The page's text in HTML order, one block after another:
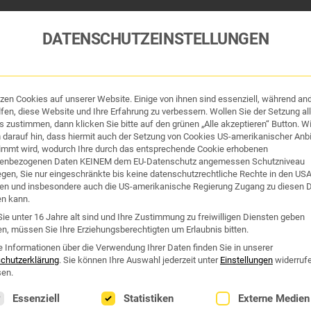
und Hygiene Organe & Organ-Uhr
Westend Online-Shop: Sicher, schnell und 24/7 für Sie da!
Gratisversand ab €50
DATENSCHUTZEINSTELLUNGEN
Cookies auf unserer Website. Einige von ihnen sind essenziell, während
diese Website und Ihre Erfahrung zu verbessern. Wollen Sie der Setzung
zustimmen, dann klicken Sie bitte auf den grünen „Alle akzeptieren“ Button.
hin, dass hiermit auch der Setzung von Cookies US-amerikanischer
wird, wodurch Ihre durch das entsprechende Cookie erhobenen
Daten KEINEM dem EU-Datenschutz angemessen Schutzniveau
Sie nur eingeschränkte bis keine datenschutzrechtliche Rechte in den USA
und insbesondere auch die US-amerikanische Regierung Zugang zu diesen
kann.
unter 16 Jahre alt sind und Ihre Zustimmung zu freiwilligen Diensten geben
müssen Sie Ihre Erziehungsberechtigten um Erlaubnis bitten.
Informationen über die Verwendung Ihrer Daten finden Sie in unserer
. Sie können Ihre Auswahl jederzeit unter Einstellungen
eine Liste der Service-Gruppen, für die eine Einwilligung
Essenziell Statistiken Externe Medien